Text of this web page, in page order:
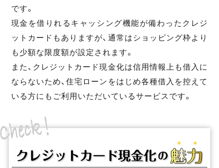
です。
現金を借りれるキャッシング機能が備わったクレジ
ットカードもありますが、通常はショッピング枠より
も少額な限度額が設定されます。
また、クレジットカード現金化は信用情報上も借入に
ならないため、住宅ローンをはじめ各種借入を控えて
いる方にもご利用いただいているサービスです。